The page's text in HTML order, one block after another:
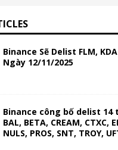
Binance Sẽ Delist FLM, KDA
Ngày 12/11/2025
Binance công bố delist 14
BAL, BETA, CREAM, CTXC,
NULS, PROS, SNT, TROY,